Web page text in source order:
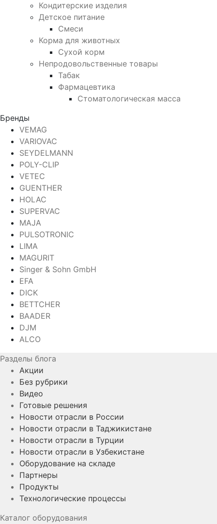
Кондитерские изделия
Детское питание
Смеси
Корма для животных
Сухой корм
Непродовольственные товары
Табак
Фармацевтика
Стоматологическая масса
Бренды
VEMAG
VARIOVAC
SEYDELMANN
POLY-CLIP
VETEC
GUENTHER
HOLAC
SUPERVAC
MAJA
PULSOTRONIC
LIMA
MAGURIT
Singer & Sohn GmbH
EFA
DICK
BETTCHER
BAADER
DJM
ALCO
Разделы блога
Акции
Без рубрики
Видео
Готовые решения
Новости отрасли в России
Новости отрасли в Таджикистане
Новости отрасли в Турции
Новости отрасли в Узбекистане
Оборудование на складе
Партнеры
Продукты
Технологические процессы
Каталог оборудования